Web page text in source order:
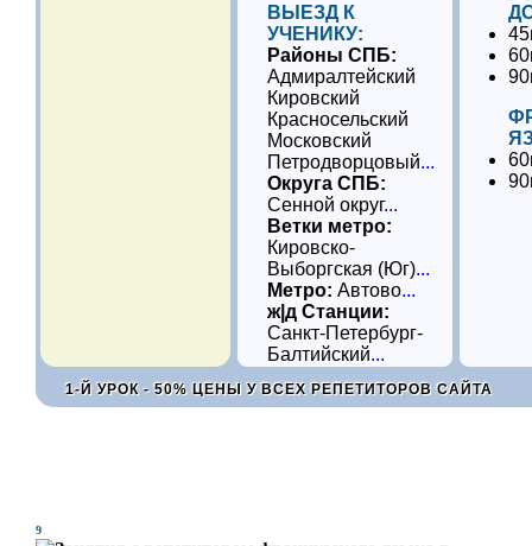
ВЫЕЗД К
УЧЕНИКУ:
Районы СПБ:
Адмиралтейский
Кировский
Красносельский
Московский
Петродворцовый...
Округа СПБ:
Сенной округ...
Ветки метро:
Кировско-
Выборгская (Юг)...
Метро: Автово...
ж|д Станции:
Санкт-Петербург-
Балтийский...
1-Й УРОК - 50% ЦЕНЫ У ВСЕХ РЕПЕТИТОРОВ САЙТА
9